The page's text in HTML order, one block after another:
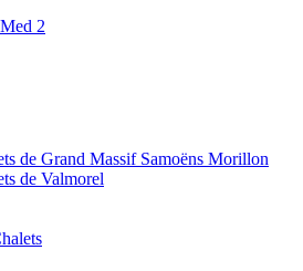
2
de Grand Massif Samoëns Morillon
de Valmorel